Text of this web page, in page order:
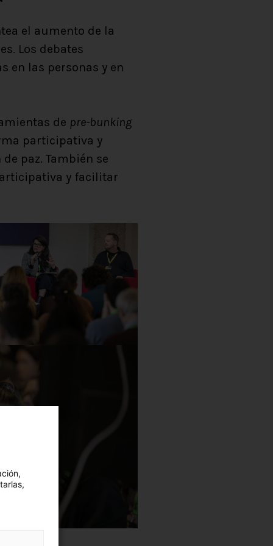
el aumento de la
Los debates
en las personas y en
de pre-bunking
participativa y
paz. También se
y facilitar